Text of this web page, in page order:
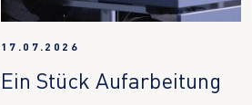
17.07.2026
Ein Stück Aufarbeitung